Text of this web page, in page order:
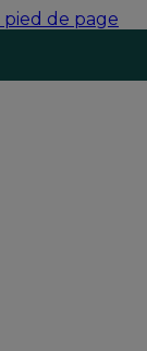
pied de page